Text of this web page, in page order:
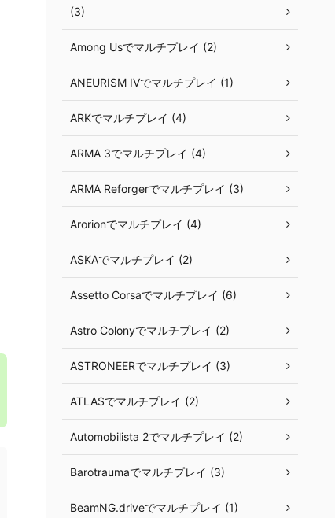
(3)
Among Usでマルチプレイ (2)
ANEURISM IVでマルチプレイ (1)
ARKでマルチプレイ (4)
ARMA 3でマルチプレイ (4)
ARMA Reforgerでマルチプレイ (3)
Arorionでマルチプレイ (4)
ASKAでマルチプレイ (2)
Assetto Corsaでマルチプレイ (6)
Astro Colonyでマルチプレイ (2)
ASTRONEERでマルチプレイ (3)
ATLASでマルチプレイ (2)
Automobilista 2でマルチプレイ (2)
Barotraumaでマルチプレイ (3)
BeamNG.driveでマルチプレイ (1)